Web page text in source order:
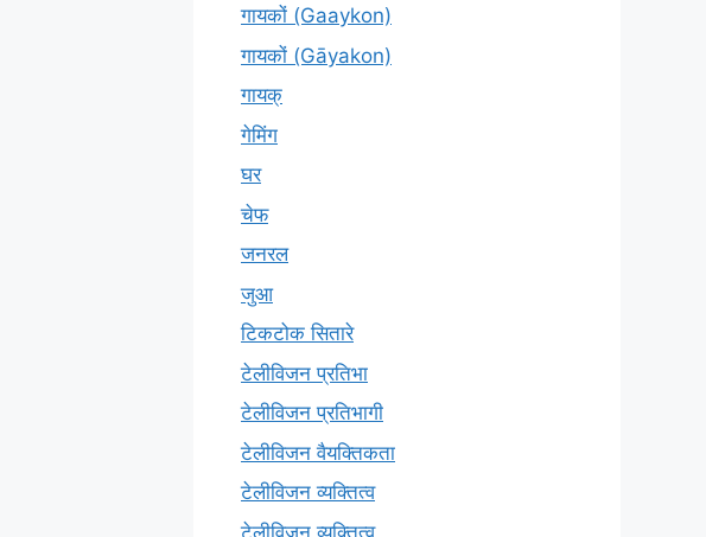
गायकों (Gaaykon)
गायकों (Gāyakon)
गायक्
गेमिंग
घर
चेफ
जनरल
जुआ
टिकटोक सितारे
टेलीविजन प्रतिभा
टेलीविजन प्रतिभागी
टेलीविजन वैयक्तिकता
टेलीविजन व्यक्तित्व
टेलीविज़न व्यक्तित्व